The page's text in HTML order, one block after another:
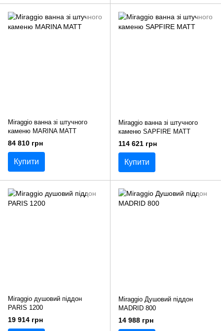
Miraggio ванна зі штучного
каменю MARINA MATT
84 810 грн
Купити
Miraggio ванна зі штучного
каменю SAPFIRE MATT
114 621 грн
Купити
Miraggio душовий піддон
PARIS 1200
19 914 грн
Miraggio Душовий піддон
MADRID 800
14 988 грн